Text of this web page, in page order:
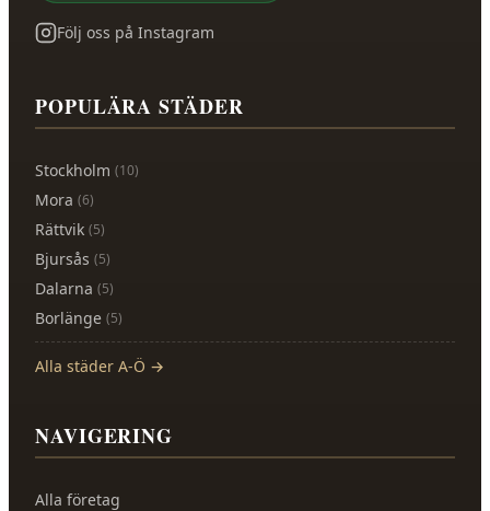
Följ oss på Instagram
POPULÄRA STÄDER
Stockholm (10)
Mora (6)
Rättvik (5)
Bjursås (5)
Dalarna (5)
Borlänge (5)
Alla städer A-Ö →
NAVIGERING
Alla företag